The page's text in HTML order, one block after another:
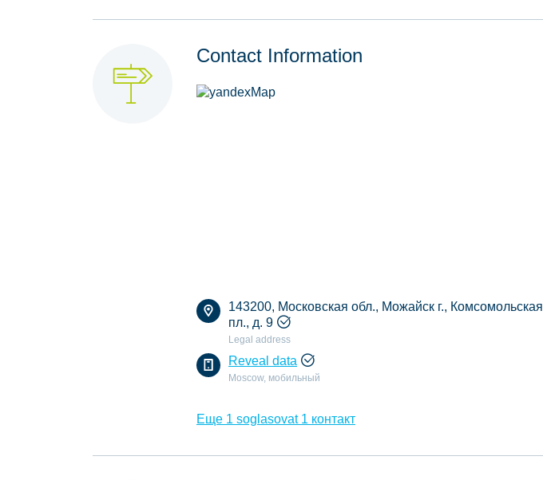
Contact Information
143200, Московская обл., Можайск г., Комсомольская
пл., д. 9
Legal address
Reveal data
Moscow, мобильный
Еще 1 soglasovat 1 контакт